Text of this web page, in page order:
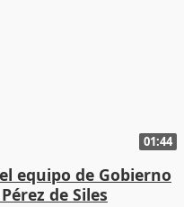
01:44
equipo de Gobierno
de Siles